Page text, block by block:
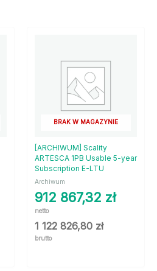
BRAK W MAGAZYNIE
[ARCHIWUM] Scality
ARTESCA 1PB Usable 5-year
Subscription E-LTU
Archiwum
912 867,32 zł
netto
1 122 826,80 zł
brutto